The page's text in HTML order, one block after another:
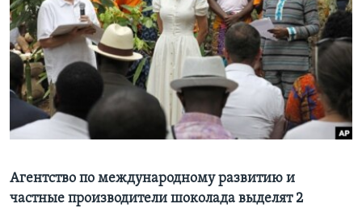
Learning English
СОЦИАЛЬНЫЕ СЕТИ
Агентство по международному развитию и
частные производители шоколада выделят 2